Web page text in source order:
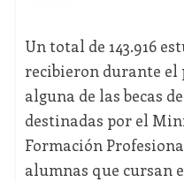
Un total de 143.916
recibieron durante el
alguna de las becas
destinadas por el
Formación
alumnas que cursan